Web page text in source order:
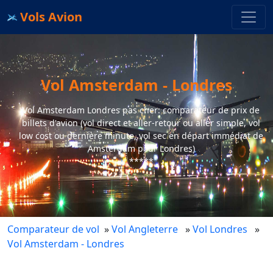
Vols Avion
Vol Amsterdam - Londres
Vol Amsterdam Londres pas cher: comparateur de prix de
billets d'avion (vol direct et aller-retour ou aller simple, vol
low cost ou dernière minute, vol sec en départ immédiat de
Amsterdam pour Londres)
*****
Comparateur de vol »Vol Angleterre »Vol Londres »
Vol Amsterdam - Londres